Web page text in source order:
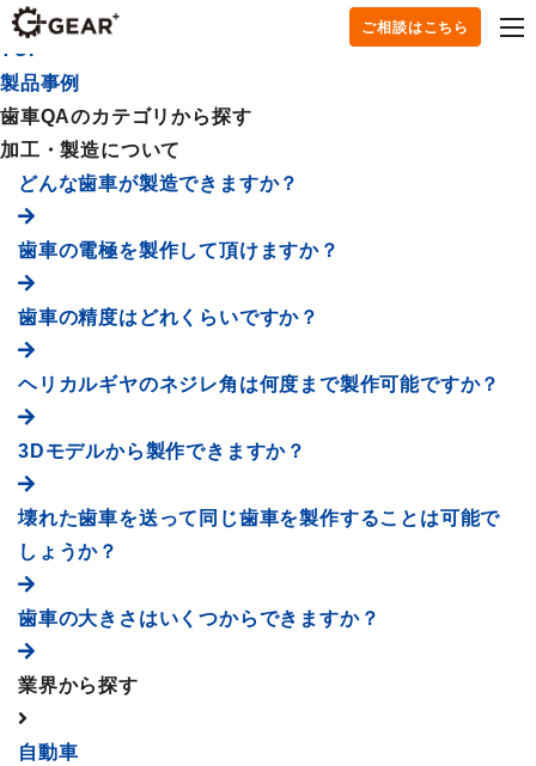
ご相談はこちら
製品事例
TOP
製品事例
歯車QAのカテゴリから探す
加工・製造について
どんな歯車が製造できますか？
歯車の電極を製作して頂けますか？
歯車の精度はどれくらいですか？
ヘリカルギヤのネジレ角は何度まで製作可能ですか？
3Dモデルから製作できますか？
壊れた歯車を送って同じ歯車を製作することは可能で
しょうか？
歯車の大きさはいくつからできますか？
業界から探す
自動車